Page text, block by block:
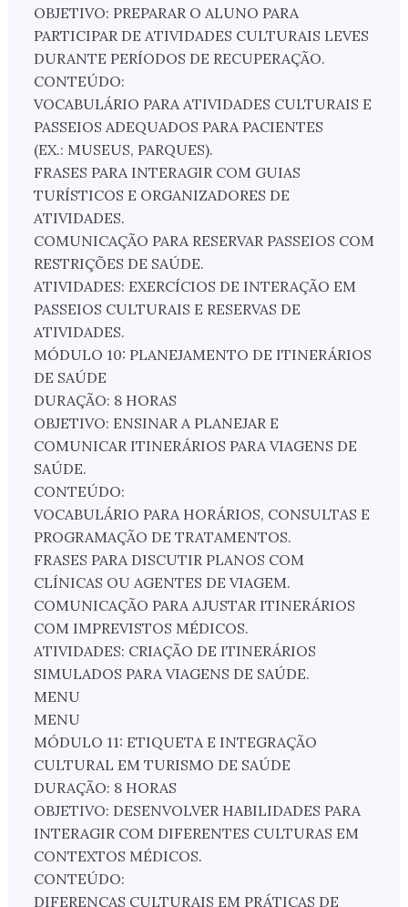
OBJETIVO: PREPARAR O ALUNO PARA
PARTICIPAR DE ATIVIDADES CULTURAIS LEVES
DURANTE PERÍODOS DE RECUPERAÇÃO.
CONTEÚDO:
VOCABULÁRIO PARA ATIVIDADES CULTURAIS E
PASSEIOS ADEQUADOS PARA PACIENTES
(EX.: MUSEUS, PARQUES).
FRASES PARA INTERAGIR COM GUIAS
TURÍSTICOS E ORGANIZADORES DE
ATIVIDADES.
COMUNICAÇÃO PARA RESERVAR PASSEIOS COM
RESTRIÇÕES DE SAÚDE.
ATIVIDADES: EXERCÍCIOS DE INTERAÇÃO EM
PASSEIOS CULTURAIS E RESERVAS DE
ATIVIDADES.
MÓDULO 10: PLANEJAMENTO DE ITINERÁRIOS
DE SAÚDE
DURAÇÃO: 8 HORAS
OBJETIVO: ENSINAR A PLANEJAR E
COMUNICAR ITINERÁRIOS PARA VIAGENS DE
SAÚDE.
CONTEÚDO:
VOCABULÁRIO PARA HORÁRIOS, CONSULTAS E
PROGRAMAÇÃO DE TRATAMENTOS.
FRASES PARA DISCUTIR PLANOS COM
CLÍNICAS OU AGENTES DE VIAGEM.
COMUNICAÇÃO PARA AJUSTAR ITINERÁRIOS
COM IMPREVISTOS MÉDICOS.
ATIVIDADES: CRIAÇÃO DE ITINERÁRIOS
SIMULADOS PARA VIAGENS DE SAÚDE.
MENU
MENU
MÓDULO 11: ETIQUETA E INTEGRAÇÃO
CULTURAL EM TURISMO DE SAÚDE
DURAÇÃO: 8 HORAS
OBJETIVO: DESENVOLVER HABILIDADES PARA
INTERAGIR COM DIFERENTES CULTURAS EM
CONTEXTOS MÉDICOS.
CONTEÚDO:
DIFERENÇAS CULTURAIS EM PRÁTICAS DE